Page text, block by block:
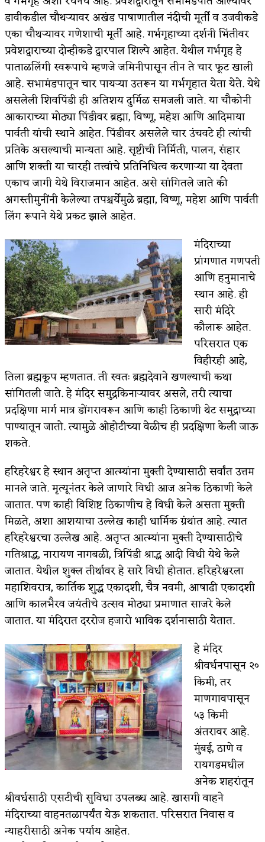
डावीकडील चौथऱ्यावर अखंड पाषाणातील नंदीची मूर्ती व उजवीकडे
एका चौथऱ्यावर गणेशाची मूर्ती आहे. गर्भगृहाच्या दर्शनी भिंतीवर
प्रवेशद्वाराच्या दोन्हीकडे द्वारपाल शिल्पे आहेत. येथील गर्भगृह हे
पाताळलिंगी स्वरूपाचे म्हणजे जमिनीपासून तीन ते चार फूट खाली
आहे. सभामंडपातून चार पायऱ्या उतरून या गर्भगृहात येता येते. येथे
असलेली शिवपिंडी ही अतिशय दुर्मिळ समजली जाते. या चौकोनी
आकाराच्या मोठ्या पिंडीवर ब्रह्मा, विष्णू, महेश आणि आदिमाया
पार्वती यांची स्थाने आहेत. पिंडीवर असलेले चार उंचवटे ही त्यांची
प्रतिके असल्याची मान्यता आहे. सृष्टीची निर्मिती, पालन, संहार
आणि शक्ती या चारही तत्त्वांचे प्रतिनिधित्व करणाऱ्या या देवता
एकाच जागी येथे विराजमान आहेत. असे सांगितले जाते की
अगस्तीमुनींनी केलेल्या तपश्चर्येमुळे ब्रह्मा, विष्णू, महेश आणि पार्वती
लिंग रूपाने येथे प्रकट झाले आहेत.
मंदिराच्या
प्रांगणात गणपती
आणि हनुमानाचे
स्थान आहे. ही
सारी मंदिरे
कौलारू आहेत.
परिसरात एक
विहीरही आहे,
तिला ब्रह्मकूप म्हणतात. ती स्वतः ब्रह्मदेवाने खणल्याची कथा
सांगितली जाते. हे मंदिर समुद्रकिनाऱ्यावर असले, तरी त्याचा
प्रदक्षिणा मार्ग मात्र डोंगरावरून आणि काही ठिकाणी थेट समुद्राच्या
पाण्यातून जातो. त्यामुळे ओहोटीच्या वेळीच ही प्रदक्षिणा केली जाऊ
शकते.
हरिहरेश्वर हे स्थान अतृप्त आत्म्यांना मुक्ती देण्यासाठी सर्वांत उत्तम
मानले जाते. मृत्यूनंतर केले जाणारे विधी आज अनेक ठिकाणी केले
जातात. पण काही विशिष्ट ठिकाणीच हे विधी केले असता मुक्ती
मिळते, अशा आशयाचा उल्लेख काही धार्मिक ग्रंथांत आहे. त्यात
हरिहरेश्वरचा उल्लेख आहे. अतृप्त आत्म्यांना मुक्ती देण्यासाठीचे
गतिश्राद्ध, नारायण नागबळी, त्रिपिंडी श्राद्ध आदी विधी येथे केले
जातात. येथील शुक्ल तीर्थावर हे सारे विधी होतात. हरिहरेश्वरला
महाशिवरात्र, कार्तिक शुद्ध एकादशी, चैत्र नवमी, आषाढी एकादशी
आणि कालभैरव जयंतीचे उत्सव मोठ्या प्रमाणात साजरे केले
जातात. या मंदिरात दररोज हजारो भाविक दर्शनासाठी येतात.
हे मंदिर
श्रीवर्धनपासून २०
किमी, तर
माणगावपासून
५३ किमी
अंतरावर आहे.
मुंबई, ठाणे व
रायगडमधील
अनेक शहरांतून
श्रीवर्धसाठी एसटीची सुविधा उपलब्ध आहे. खासगी वाहने
मंदिराच्या वाहनतळापर्यंत येऊ शकतात. परिसरात निवास व
न्याहरीसाठी अनेक पर्याय आहेत.